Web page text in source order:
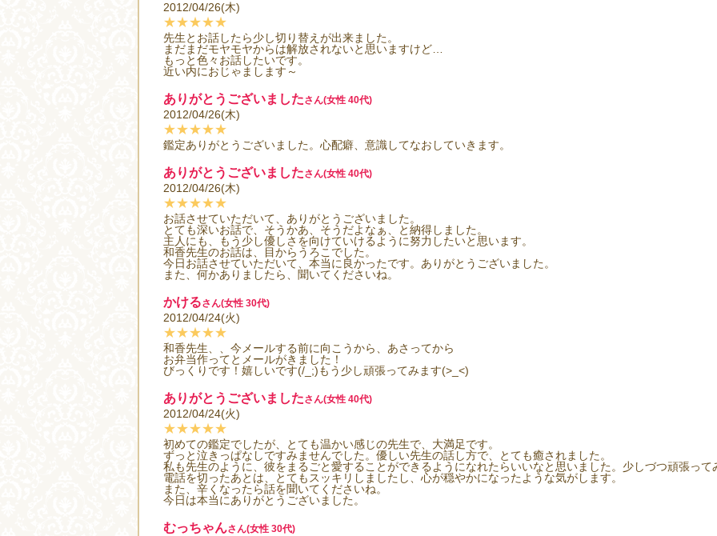
2012/04/26(木)
★★★★★
先生とお話したら少し切り替えが出来ました。
まだまだモヤモヤからは解放されないと思いますけど…
もっと色々お話したいです。
近い内におじゃまします～
ありがとうございましたさん(女性 40代)
2012/04/26(木)
★★★★★
鑑定ありがとうございました。心配癖、意識してなおしていきます。
ありがとうございましたさん(女性 40代)
2012/04/26(木)
★★★★★
お話させていただいて、ありがとうございました。
とても深いお話で、そうかあ、そうだよなぁ、と納得しました。
主人にも、もう少し優しさを向けていけるように努力したいと思います。
和香先生のお話は、目からうろこでした。
今日お話させていただいて、本当に良かったです。ありがとうございました。
また、何かありましたら、聞いてくださいね。
かけるさん(女性 30代)
2012/04/24(火)
★★★★★
和香先生、、今メールする前に向こうから、あさってから
お弁当作ってとメールがきました！
びっくりです！嬉しいです(/_;)もう少し頑張ってみます(>_<)
ありがとうございましたさん(女性 40代)
2012/04/24(火)
★★★★★
初めての鑑定でしたが、とても温かい感じの先生で、大満足です。
ずっと泣きっぱなしですみませんでした。優しい先生の話し方で、とても癒されました。
私も先生のように、彼をまるごと愛することができるようになれたらいいなと思いました。少しづつ頑張って
電話を切ったあとは、とてもスッキリしましたし、心が穏やかになったような気がします。
また、辛くなったら話を聞いてくださいね。
今日は本当にありがとうございました。
むっちゃんさん(女性 30代)